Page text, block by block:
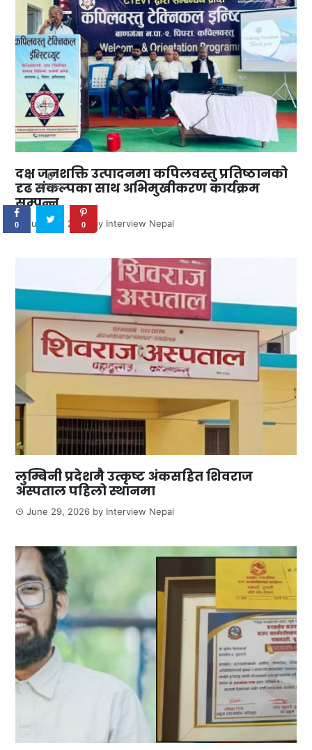
दक्ष जनशक्ति उत्पादनमा कपिलवस्तु प्रतिष्ठानको
दृढ संकल्पका साथ अभिमुखीकरण कार्यक्रम
सम्पन्न
June 30, 2026 by Interview Nepal
लुम्बिनी प्रदेशमै उत्कृष्ट अंकसहित शिवराज
अस्पताल पहिलो स्थानमा
June 29, 2026 by Interview Nepal
0
SHARES
0 0